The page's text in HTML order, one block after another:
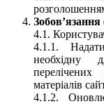
Зобов’язання
4.1.
4.1.1.
необхідну
матеріалів
4.1.2.